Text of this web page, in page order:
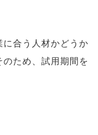
合う人材かどうか
ため、試用期間を